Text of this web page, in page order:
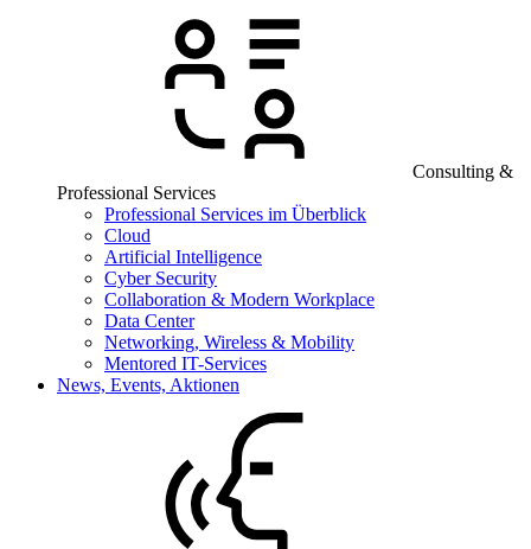
Consulting &
Professional Services
Professional Services im Überblick
Cloud
Artificial Intelligence
Cyber Security
Collaboration & Modern Workplace
Data Center
Networking, Wireless & Mobility
Mentored IT-Services
News, Events, Aktionen